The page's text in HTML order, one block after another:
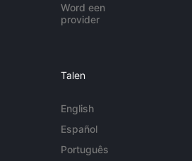
Word een
provider
Talen
English
Español
Português